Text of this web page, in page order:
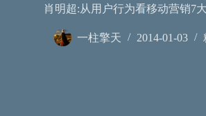
肖明超:从用户行为看移动营销7
一柱擎天 2014-01-03